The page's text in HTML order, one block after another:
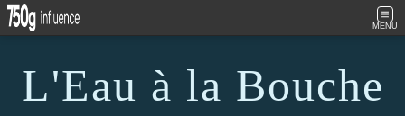
MENU
L'Eau à la Bouche